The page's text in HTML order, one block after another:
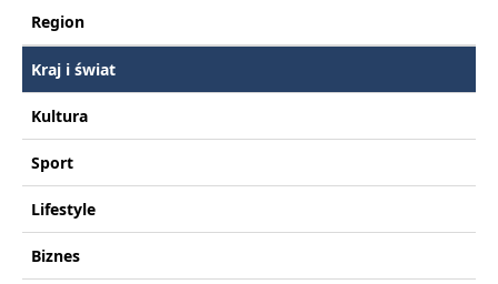
Region
Kraj i świat
Kultura
Sport
Lifestyle
Biznes